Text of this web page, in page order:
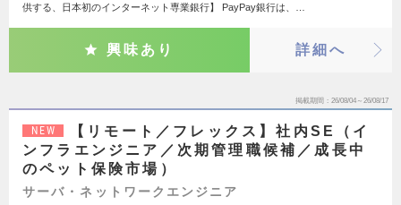
供する、日本初のインターネット専業銀行】 PayPay銀行は、…
興味あり 詳細へ
掲載期間 26/08/04～26/08/17
NEW
【リモート／フレックス】社内SE（イ
ンフラエンジニア／次期管理職候補／成長中
のペット保険市場）
サーバ・ネットワークエンジニア